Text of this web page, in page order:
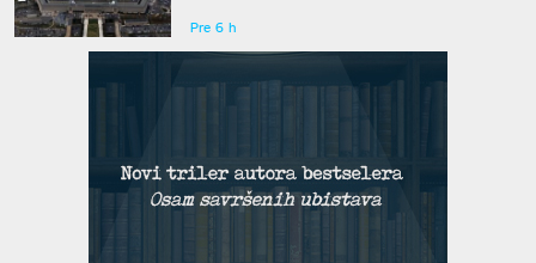
Pre 6 h